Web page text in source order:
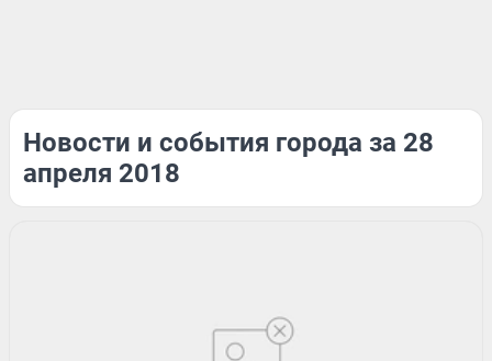
Новости и события города за 28
апреля 2018